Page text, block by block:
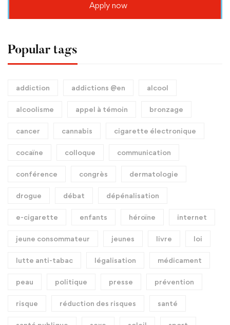
Apply now
Popular tags
addiction addictions @en alcool
alcoolisme appel à témoin bronzage
cancer cannabis cigarette électronique
cocaïne colloque communication
conférence congrès dermatologie
drogue débat dépénalisation
e-cigarette enfants héroïne internet
jeune consommateur jeunes livre loi
lutte anti-tabac légalisation médicament
peau politique presse prévention
risque réduction des risques santé